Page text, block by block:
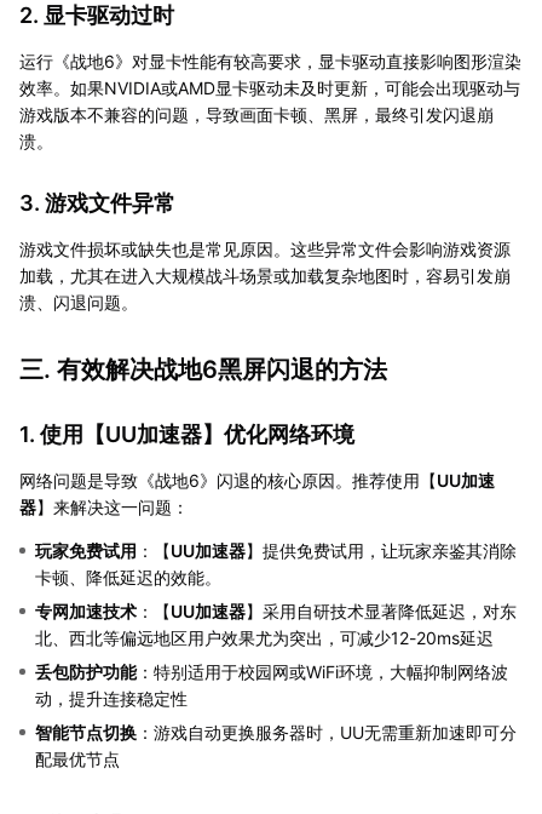
2. 显卡驱动过时
运行《战地6》对显卡性能有较高要求，显卡驱动直接影响图形渲染
效率。如果NVIDIA或AMD显卡驱动未及时更新，可能会出现驱动与
游戏版本不兼容的问题，导致画面卡顿、黑屏，最终引发闪退崩
溃。
3. 游戏文件异常
游戏文件损坏或缺失也是常见原因。这些异常文件会影响游戏资源
加载，尤其在进入大规模战斗场景或加载复杂地图时，容易引发崩
溃、闪退问题。
三. 有效解决战地6黑屏闪退的方法
1. 使用【UU加速器】优化网络环境
网络问题是导致《战地6》闪退的核心原因。推荐使用【UU加速
器】来解决这一问题：
玩家免费试用 ：【UU加速器】提供免费试用，让玩家亲鉴其消除
卡顿、降低延迟的效能。
专网加速技术 ：【UU加速器】采用自研技术显著降低延迟，对东
北、西北等偏远地区用户效果尤为突出，可减少12-20ms延迟
丢包防护功能：特别适用于校园网或WiFi环境，大幅抑制网络波
动，提升连接稳定性
智能节点切换 ：游戏自动更换服务器时，UU无需重新加速即可分
配最优节点